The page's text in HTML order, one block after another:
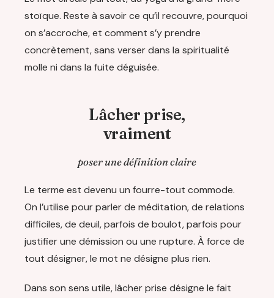
stoïque. Reste à savoir ce qu’il recouvre, pourquoi
on s’accroche, et comment s’y prendre
concrètement, sans verser dans la spiritualité
molle ni dans la fuite déguisée.
Lâcher prise,
vraiment
poser une définition claire
Le terme est devenu un fourre-tout commode.
On l’utilise pour parler de méditation, de relations
difficiles, de deuil, parfois de boulot, parfois pour
justifier une démission ou une rupture. À force de
tout désigner, le mot ne désigne plus rien.
Dans son sens utile, lâcher prise désigne le fait